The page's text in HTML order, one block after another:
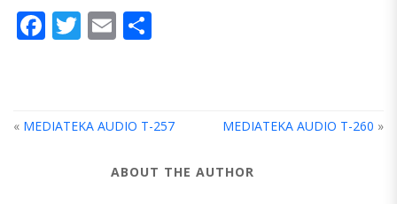
Facebook
Twitter
Email
« MEDIATEKA AUDIO T-257 MEDIATEKA AUDIO T-260 »
ABOUT THE AUTHOR